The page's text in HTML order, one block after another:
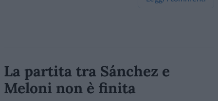
La partita tra Sánchez e
Meloni non è finita